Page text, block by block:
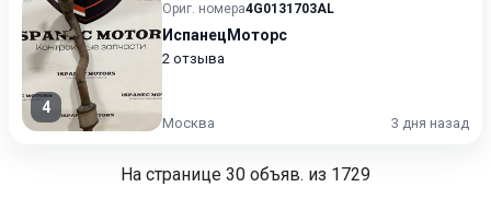
4
Ориг. номера4G0131703AL
ИспанецМоторс
2 отзыва
Москва 3 дня назад
На странице 30 объяв. из 1729